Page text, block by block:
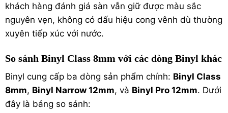
khách hàng đánh giá sàn vẫn giữ được màu sắc
nguyên vẹn, không có dấu hiệu cong vênh dù thường
xuyên tiếp xúc với nước.
So sánh Binyl Class 8mm với các dòng Binyl khác
Binyl cung cấp ba dòng sản phẩm chính: Binyl Class
8mm, Binyl Narrow 12mm, và Binyl Pro 12mm. Dưới
đây là bảng so sánh: